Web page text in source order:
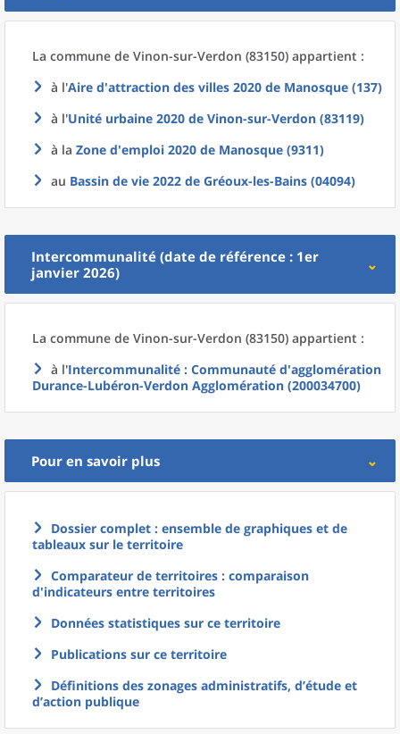
La commune de Vinon-sur-Verdon (83150) appartient :
à l'Aire d'attraction des villes 2020 de Manosque (137)
à l'Unité urbaine 2020 de Vinon-sur-Verdon (83119)
à la Zone d'emploi 2020 de Manosque (9311)
au Bassin de vie 2022 de Gréoux-les-Bains (04094)
Intercommunalité (date de référence : 1er
janvier 2026)
La commune de Vinon-sur-Verdon (83150) appartient :
à l'Intercommunalité : Communauté d'agglomération
Durance-Lubéron-Verdon Agglomération (200034700)
Pour en savoir plus
Dossier complet : ensemble de graphiques et de
tableaux sur le territoire
Comparateur de territoires : comparaison
d'indicateurs entre territoires
Données statistiques sur ce territoire
Publications sur ce territoire
Définitions des zonages administratifs, d’étude et
d’action publique